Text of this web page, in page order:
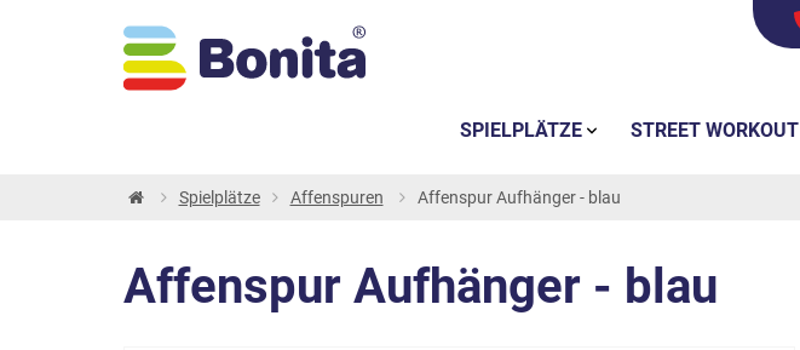
Spielplätze Affenspuren Affenspur Aufhänger - blau
Affenspur Aufhänger - blau
SPIELPLÄTZE STREET WORKOUT